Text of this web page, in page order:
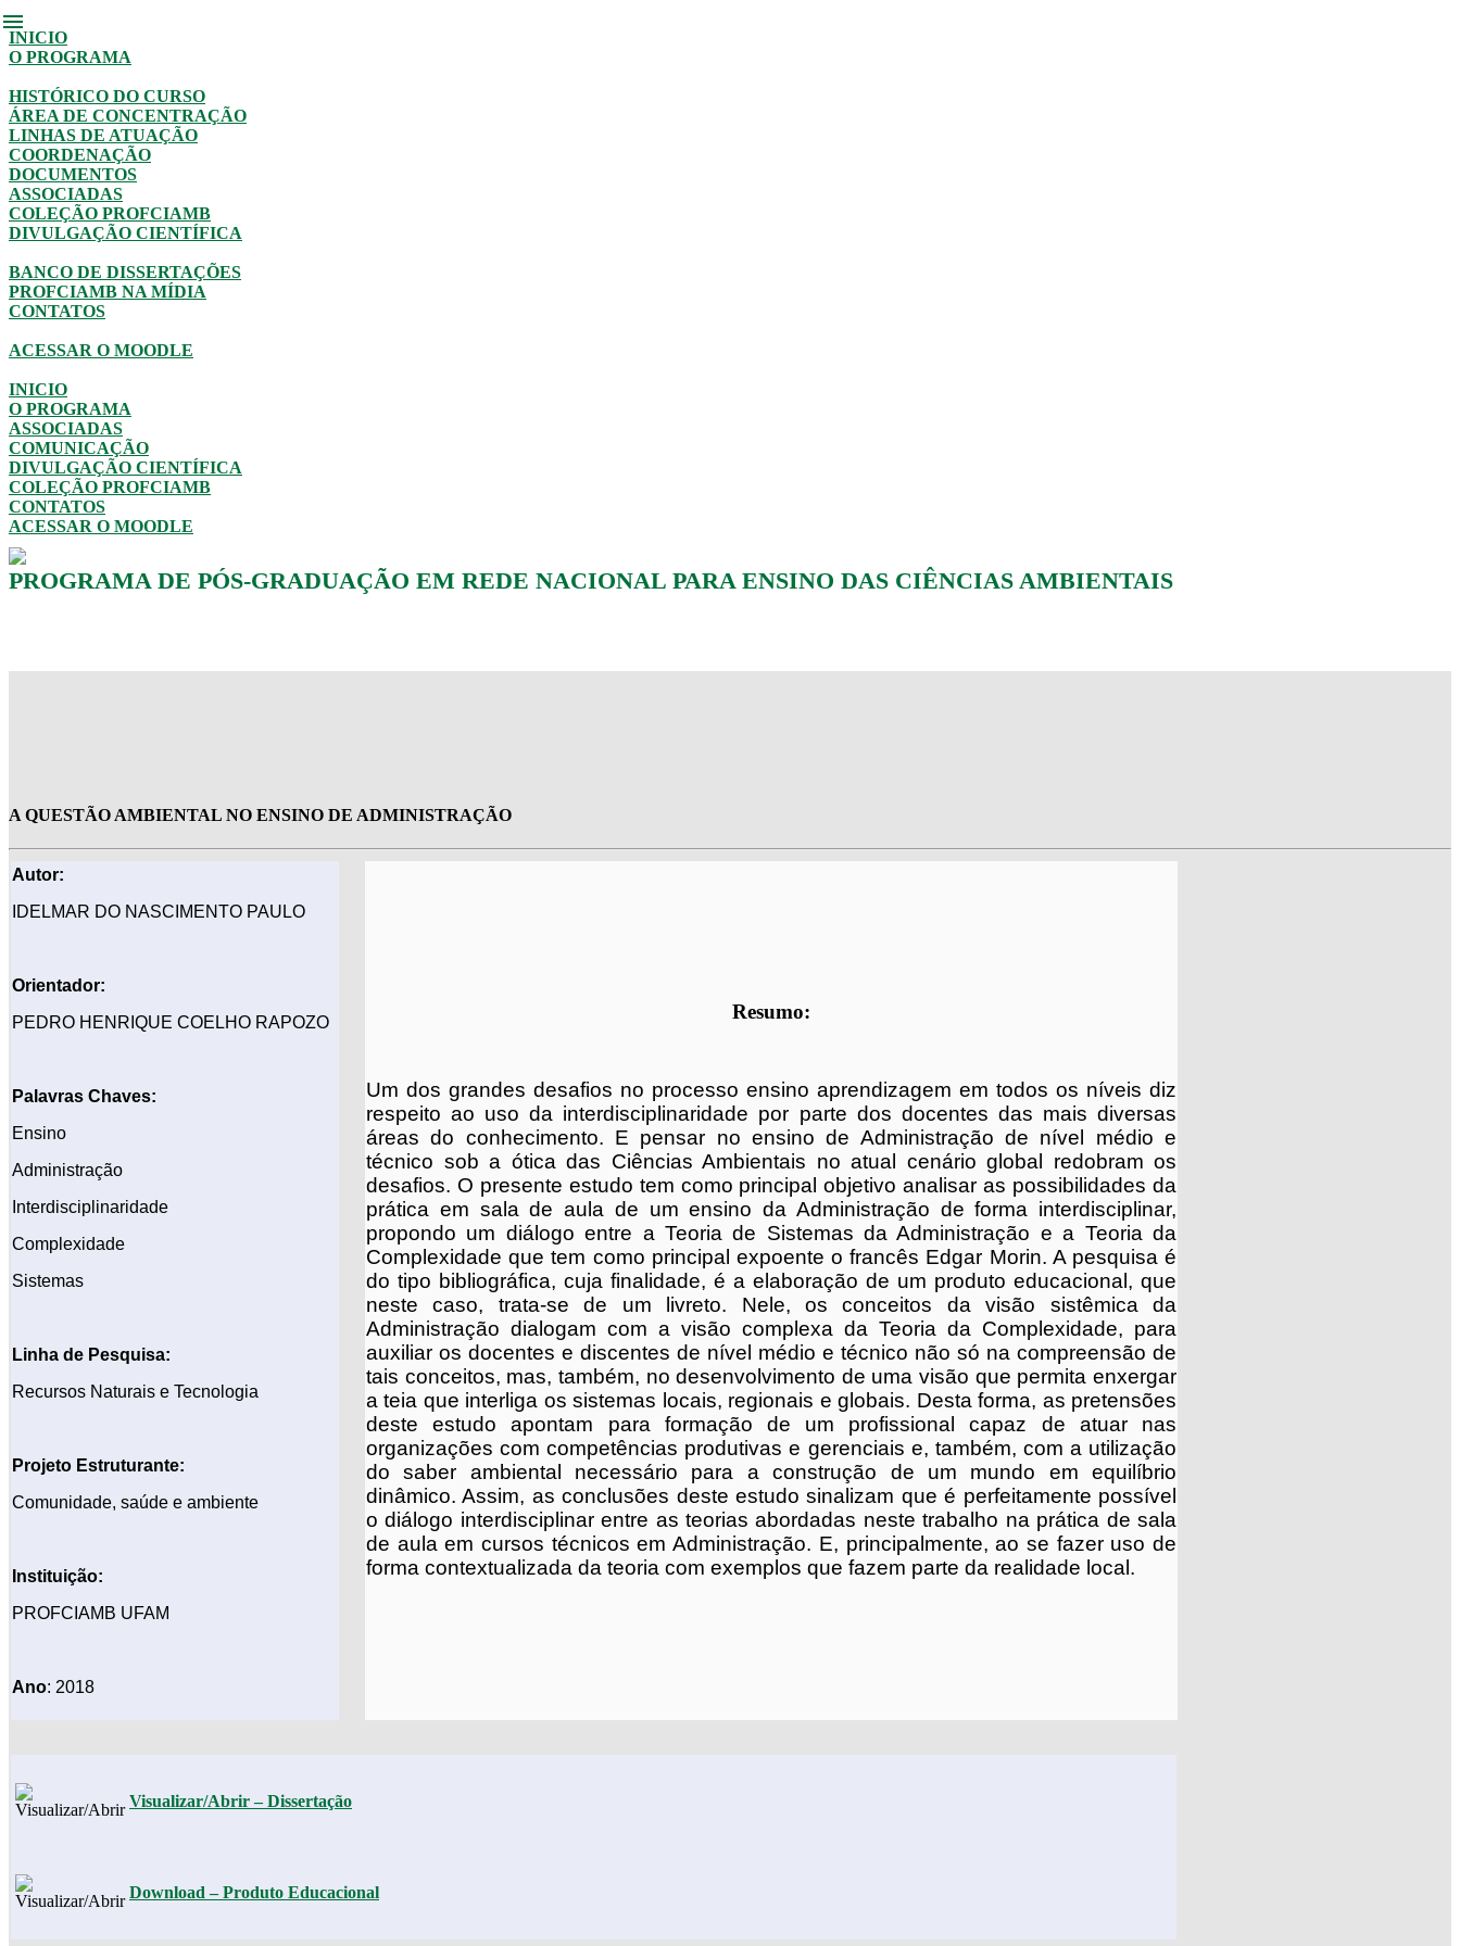
menu
INICIO
O PROGRAMA
HISTÓRICO DO CURSO
ÁREA DE CONCENTRAÇÃO
LINHAS DE ATUAÇÃO
COORDENAÇÃO
DOCUMENTOS
ASSOCIADAS
COLEÇÃO PROFCIAMB
DIVULGAÇÃO CIENTÍFICA
BANCO DE DISSERTAÇÕES
PROFCIAMB NA MÍDIA
CONTATOS
ACESSAR O MOODLE
INICIO
O PROGRAMA
ASSOCIADAS
COMUNICAÇÃO
DIVULGAÇÃO CIENTÍFICA
COLEÇÃO PROFCIAMB
CONTATOS
ACESSAR O MOODLE
PROGRAMA DE PÓS-GRADUAÇÃO EM REDE NACIONAL PARA ENSINO DAS CIÊNCIAS AMBIENTAIS
A QUESTÃO AMBIENTAL NO ENSINO DE ADMINISTRAÇÃO
Autor:
IDELMAR DO NASCIMENTO PAULO
Orientador:
PEDRO HENRIQUE COELHO RAPOZO
Palavras Chaves:
Ensino
Administração
Interdisciplinaridade
Complexidade
Sistemas
Linha de Pesquisa:
Recursos Naturais e Tecnologia
Projeto Estruturante:
Comunidade, saúde e ambiente
Instituição:
PROFCIAMB UFAM
Ano: 2018
Resumo:
Um dos grandes desafios no processo ensino aprendizagem em todos os níveis diz
respeito ao uso da interdisciplinaridade por parte dos docentes das mais diversas
áreas do conhecimento. E pensar no ensino de Administração de nível médio e
técnico sob a ótica das Ciências Ambientais no atual cenário global redobram os
desafios. O presente estudo tem como principal objetivo analisar as possibilidades da
prática em sala de aula de um ensino da Administração de forma interdisciplinar,
propondo um diálogo entre a Teoria de Sistemas da Administração e a Teoria da
Complexidade que tem como principal expoente o francês Edgar Morin. A pesquisa é
do tipo bibliográfica, cuja finalidade, é a elaboração de um produto educacional, que
neste caso, trata-se de um livreto. Nele, os conceitos da visão sistêmica da
Administração dialogam com a visão complexa da Teoria da Complexidade, para
auxiliar os docentes e discentes de nível médio e técnico não só na compreensão de
tais conceitos, mas, também, no desenvolvimento de uma visão que permita enxergar
a teia que interliga os sistemas locais, regionais e globais. Desta forma, as pretensões
deste estudo apontam para formação de um profissional capaz de atuar nas
organizações com competências produtivas e gerenciais e, também, com a utilização
do saber ambiental necessário para a construção de um mundo em equilíbrio
dinâmico. Assim, as conclusões deste estudo sinalizam que é perfeitamente possível
o diálogo interdisciplinar entre as teorias abordadas neste trabalho na prática de sala
de aula em cursos técnicos em Administração. E, principalmente, ao se fazer uso de
forma contextualizada da teoria com exemplos que fazem parte da realidade local.
Visualizar/Abrir – Dissertação
Download –Produto Educacional